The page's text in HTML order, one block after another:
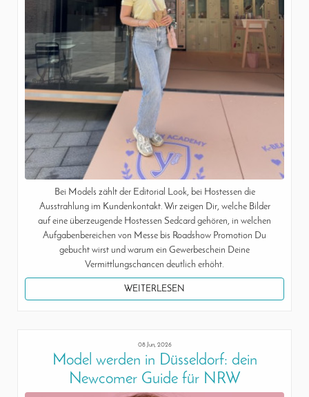
Bei Models zählt der Editorial Look, bei Hostessen die
Ausstrahlung im Kundenkontakt. Wir zeigen Dir, welche Bilder
auf eine überzeugende Hostessen Sedcard gehören, in welchen
Aufgabenbereichen von Messe bis Roadshow Promotion Du
gebucht wirst und warum ein Gewerbeschein Deine
Vermittlungschancen deutlich erhöht.
WEITERLESEN
08 Jun, 2026
Model werden in Düsseldorf: dein
Newcomer Guide für NRW